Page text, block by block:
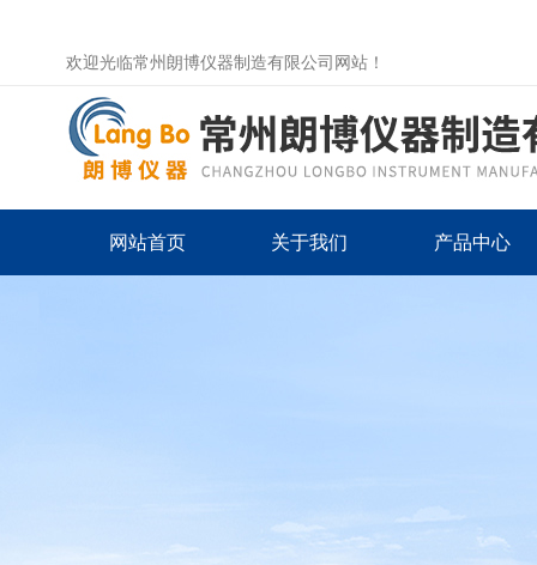
欢迎光临常州朗博仪器制造有限公司网站！
网站首页 关于我们 产品中心